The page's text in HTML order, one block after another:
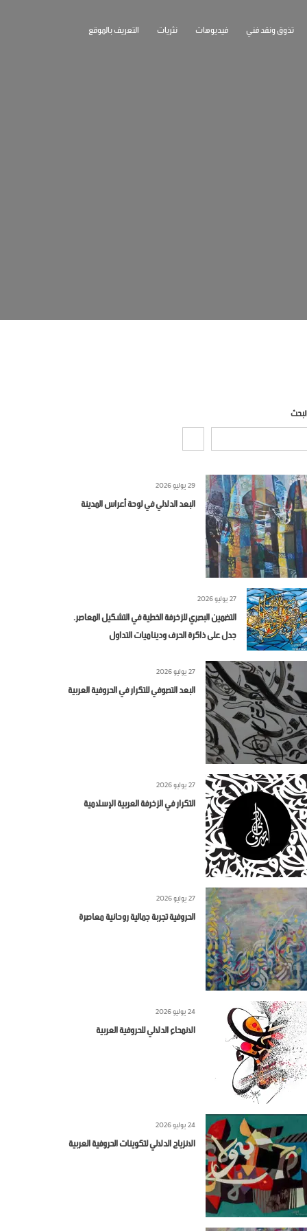
تذوق ونقد فني فيديوهات نثريات التعريف بالموقع
29 يوليو 2026
البعد الدلالي في لوحة أعراس المدينة
27 يوليو 2026
التضمين البصري للزخرفة الخطية في التشكيل المعاصر.
جدل على ذاكرة الحرف وديناميات التداول
27 يوليو 2026
البعد التصوفي للتكرار في الحروفية العربية
27 يوليو 2026
التكرار في الزخرفة العربية الإسلامية
27 يوليو 2026
الحروفية تجربة جمالية روحانية معاصرة
24 يوليو 2026
الانمحاء الدلالي للحروفية العربية
24 يوليو 2026
الانزياح الدلالي لتكوينات الحروفية العربية